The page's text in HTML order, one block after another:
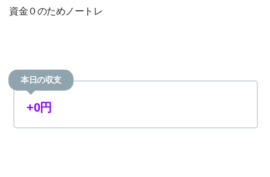
資金０のためノートレ
本日の収支
+0円